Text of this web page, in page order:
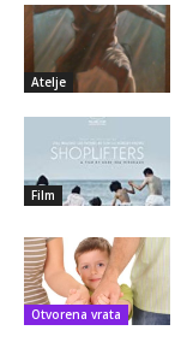
Atelje
Film
Otvorena vrata